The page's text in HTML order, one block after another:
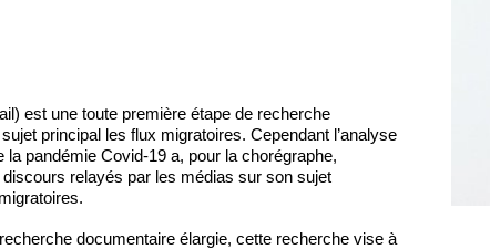
est une toute première étape de recherche
principal les flux migratoires. Cependant l’analyse
la pandémie Covid-19 a, pour la chorégraphe,
relayés par les médias sur son sujet
documentaire élargie, cette recherche vise à